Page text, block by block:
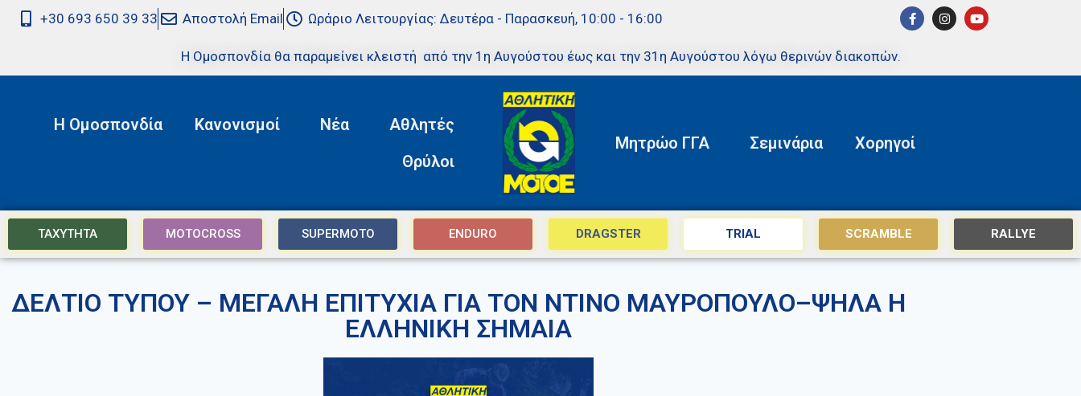
+30 693 650 39 33 Αποστολή Email Ωράριο Λειτουργίας: Δευτέρα - Παρασκευή, 10:00 - 16:00
Η Ομοσπονδία θα παραμείνει κλειστή από την 1η Αυγούστου έως και την 31η Αυγούστου λόγω θερινών διακοπών.
Η Ομοσπονδία Κανονισμοί Νέα
Αθλητές
Θρύλοι
Μητρώο ΓΓΑ Σεμινάρια Χορηγοί
ΤΑΧΥΤΗΤΑ MOTOCROSS SUPERMOTO ENDURO DRAGSTER TRIAL SCRAMBLE RALLYE
ΔΕΛΤΙΟ ΤΥΠΟΥ – ΜΕΓΑΛΗ ΕΠΙΤΥΧΙΑ ΓΙΑ ΤΟΝ ΝΤΙΝΟ ΜΑΥΡΟΠΟΥΛΟ–ΨΗΛΑ Η
ΕΛΛΗΝΙΚΗ ΣΗΜΑΙΑ